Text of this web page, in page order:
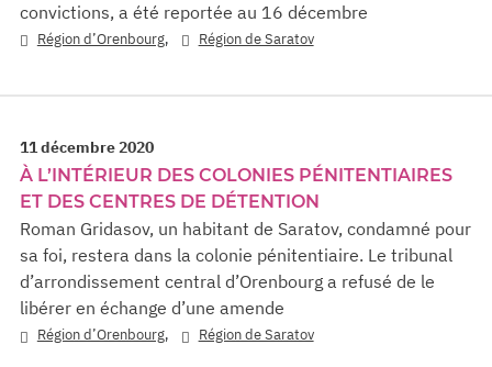
convictions, a été reportée au 16 décembre
Région d’Orenbourg, Région de Saratov
11 décembre 2020
À L’INTÉRIEUR DES COLONIES PÉNITENTIAIRES
ET DES CENTRES DE DÉTENTION
Roman Gridasov, un habitant de Saratov, condamné pour
sa foi, restera dans la colonie pénitentiaire. Le tribunal
d’arrondissement central d’Orenbourg a refusé de le
libérer en échange d’une amende
Région d’Orenbourg, Région de Saratov